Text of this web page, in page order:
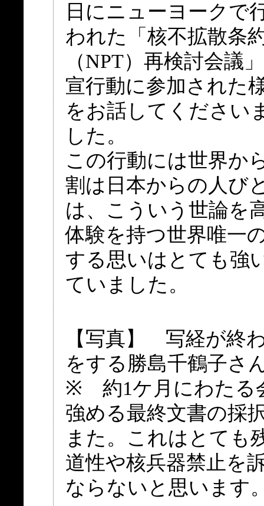
日にニューヨークで
われた「核不拡散条
（NPT）再検討会議
宣行動に参加された
をお話してください
した。
この行動には世界か
割は日本からの人び
は、こういう世論を
体験を持つ世界唯一
する思いはとても強
ていました。
【写真】 写経が終
をする勝島千鶴子さ
※ 約1ケ月にわたる
強める最終文書の採
また。これはとても
道性や核兵器禁止を
ならないと思います